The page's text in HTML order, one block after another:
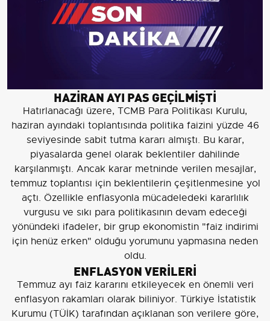
HAZİRAN AYI PAS GEÇİLMİŞTİ
Hatırlanacağı üzere, TCMB Para Politikası Kurulu,
haziran ayındaki toplantısında politika faizini yüzde 46
seviyesinde sabit tutma kararı almıştı. Bu karar,
piyasalarda genel olarak beklentiler dahilinde
karşılanmıştı. Ancak karar metninde verilen mesajlar,
temmuz toplantısı için beklentilerin çeşitlenmesine yol
açtı. Özellikle enflasyonla mücadeledeki kararlılık
vurgusu ve sıkı para politikasının devam edeceği
yönündeki ifadeler, bir grup ekonomistin "faiz indirimi
için henüz erken" olduğu yorumunu yapmasına neden
oldu.
ENFLASYON VERİLERİ
Temmuz ayı faiz kararını etkileyecek en önemli veri
enflasyon rakamları olarak biliniyor. Türkiye İstatistik
Kurumu (TÜİK) tarafından açıklanan son verilere göre,